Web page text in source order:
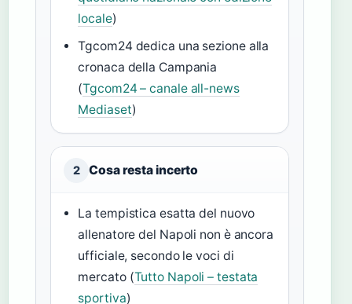
locale)
Tgcom24 dedica una sezione alla
cronaca della Campania
(Tgcom24 – canale all-news
Mediaset)
2 Cosa resta incerto
La tempistica esatta del nuovo
allenatore del Napoli non è ancora
ufficiale, secondo le voci di
mercato (Tutto Napoli – testata
sportiva)